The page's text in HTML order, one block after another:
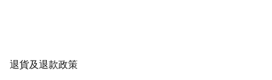
退貨及退款政策